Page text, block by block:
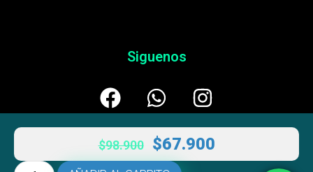
$98.900 $67.900
Siguenos